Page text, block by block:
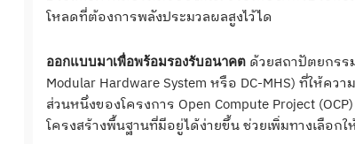
โหลดที่ต้องการพลังประมวลผลสูงไว้ได
ออกแบบมาเพื่อพร้อมรองรับอนาคตด้วยสถาปัตยกรร
Modular Hardware System หรือ DC-MHS) ที่ให้ค
ส่วนหนึ่งของโครงการ Open Compute Project
โครงสร้างพื้นฐานที่มีอยู่ได้ง่ายขึ้น ช่วยเพิ่มทางเลือก